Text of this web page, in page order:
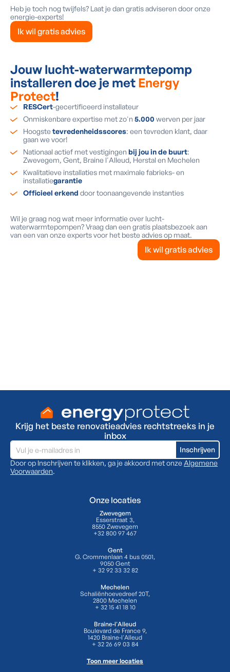
Heb je toch nog twijfels? Laat je dan gratis adviseren door onze
energie-experts!
Ik wil gratis advies
Jouw lucht-waterwarmtepomp
installeren doe je met Energy
Protect!
RESCert-gecertificeerd installateur
Onmiskenbare expertise met zo'n 5.000 werven per jaar
Hoogste tevredenheidsscores: een tevreden klant, daar
gaan we voor!
Nationaal actief met vestigingen bij jou in de buurt:
Zwevegem, Gent, Braine l'Alleud, Herstal en Mechelen
Kwalitatieve installaties met maximale fabrieks- en
installatiegarantie
Officieel erkend door toonaangevende instanties
Wil je graag nog wat meer informatie over lucht-
waterwarmtepompen? Vraag dan een gratis plaatsbezoek aan
van een van onze experts voor het beste advies op maat.
Ik wil gratis advies
Krijg het beste renovatieadvies rechtstreeks in je
inbox
Door op Inschrijven te klikken, ga je akkoord met onze Algemene
Voorwaarden.
Onze locaties
Zwevegem
Esserstraat 3,
8550 Zwevegem
+32 800 97 467
Gent
G. Crommenlaan 4 bus 0501,
9050 Gent
+ 32 92 33 32 82
Mechelen
Schaliënhoevedreef 20T,
2800 Mechelen
+ 32 15 41 18 10
Braine-l'Alleud
Boulevard de France 9,
1420 Braine-l'Alleud
+ 32 26 69 03 84
Toon meer locaties